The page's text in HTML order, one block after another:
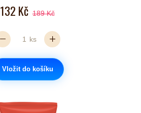
132 Kč 189 Kč
ks
Vložit do košíku